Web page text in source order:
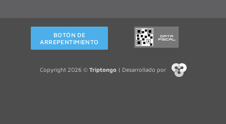
BOTÓN DE
ARREPENTIMIENTO
Copyright 2026 © Triptongo| Desarrollado por